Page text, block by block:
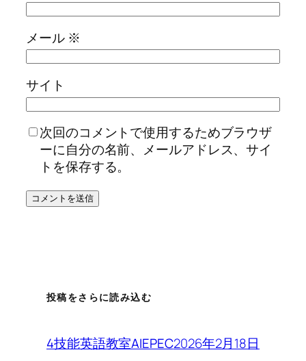
メール ※
サイト
次回のコメントで使用するためブラウザ
ーに自分の名前、メールアドレス、サイ
トを保存する。
投稿をさらに読み込む
4技能英語教室AIEPEC2026年2月18日